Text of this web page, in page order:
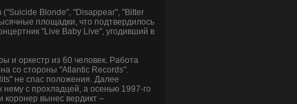
Blonde", "Disappear", "Bitter
площадки, что подтвердилось
"Live Baby Live", угодивший в
и оркестр из 60 человек. Работа
со стороны "Atlantic Records".
не спас положения. Далее
нему с прохладцей, а осенью 1997-го
коронер вынес вердикт –